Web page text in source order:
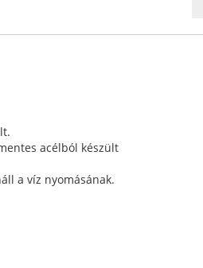
acélból készült
a víz nyomásának.